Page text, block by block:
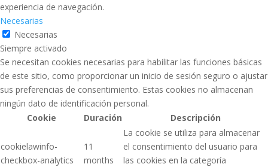
experiencia de navegación.
Necesarias
Necesarias
Siempre activado
Se necesitan cookies necesarias para habilitar las funciones básicas
de este sitio, como proporcionar un inicio de sesión seguro o ajustar
sus preferencias de consentimiento. Estas cookies no almacenan
ningún dato de identificación personal.
Cookie
Duración Descripción
cookielawinfo-
checkbox-analytics
11
months
La cookie se utiliza para almacenar
el consentimiento del usuario para
las cookies en la categoría